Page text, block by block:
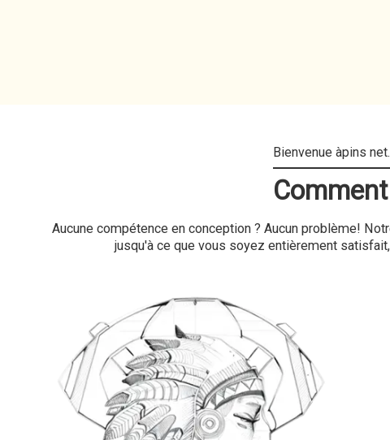
Aucune compétence en conception ? Aucun problème!
jusqu'à ce que vous soyez entièrement